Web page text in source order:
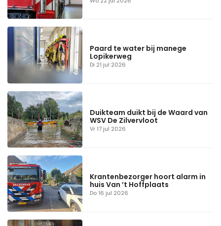
Di 21 jul 2026
Paard te water bij manege
Lopikerweg
Vr 17 jul 2026
Duikteam duikt bij de Waard van
WSV De Zilvervloot
Do 16 jul 2026
Krantenbezorger hoort alarm in
huis Van ’t Hoffplaats